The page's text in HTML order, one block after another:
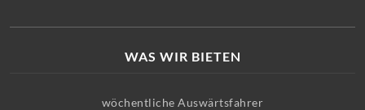
WAS WIR BIETEN
wöchentliche Auswärtsfahrer